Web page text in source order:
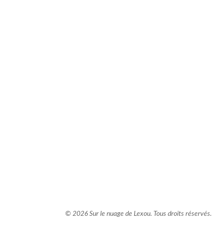
© 2026 Sur le nuage de Lexou. Tous droits réservés.